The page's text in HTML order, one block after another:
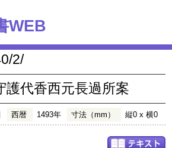
WEB
2/
護代香西元長過所案
西暦 1493年 寸法（mm） 縦0 x 横0